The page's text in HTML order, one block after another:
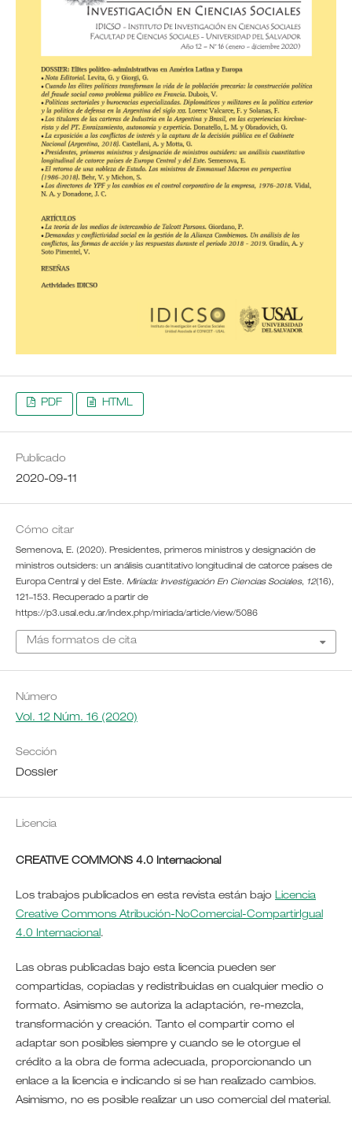
PDF HTML
Publicado
2020-09-11
Cómo citar
Semenova, E. (2020). Presidentes, primeros ministros y designación de
ministros outsiders: un análisis cuantitativo longitudinal de catorce países de
Europa Central y del Este. Miríada: Investigación En Ciencias Sociales, 12(16),
121–153. Recuperado a partir de
https://p3.usal.edu.ar/index.php/miriada/article/view/5086
Más formatos de cita
Número
Vol. 12 Núm. 16 (2020)
Sección
Dossier
Licencia
CREATIVE COMMONS 4.0 Internacional
Los trabajos publicados en esta revista están bajo Licencia
Creative Commons Atribución-NoComercial-CompartirIgual
4.0 Internacional .
Las obras publicadas bajo esta licencia pueden ser
compartidas, copiadas y redistribuidas en cualquier medio o
formato. Asimismo se autoriza la adaptación, re-mezcla,
transformación y creación. Tanto el compartir como el
adaptar son posibles siempre y cuando se le otorgue el
crédito a la obra de forma adecuada, proporcionando un
enlace a la licencia e indicando si se han realizado cambios.
Asimismo, no es posible realizar un uso comercial del material.